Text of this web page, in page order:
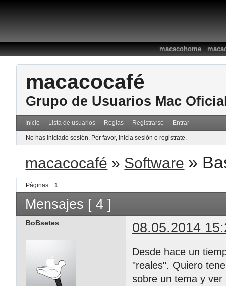
macacohome:
macacocafé
Grupo de Usuarios Mac
Inicio Lista de usuarios Reglas Registrarse Entrar
No has iniciado sesión. Por favor, inicia sesión o registrate.
macacocafé » Software »
Páginas 1
Mensajes [ 4 ]
BoBsetes 08.05.2014
Desde hace un
"reales". Quiero
sobre un tema y ver